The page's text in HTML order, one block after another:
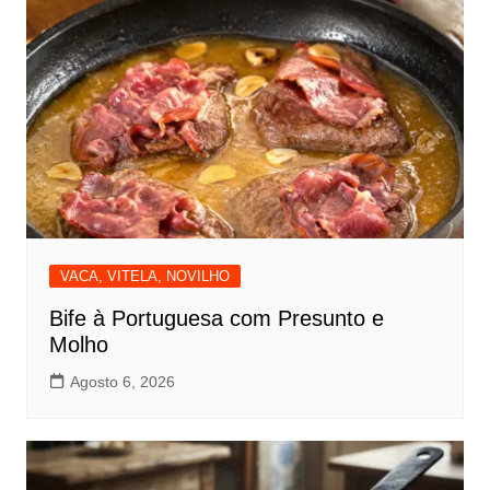
VACA, VITELA, NOVILHO
Bife à Portuguesa com Presunto e
Molho
Agosto 6, 2026